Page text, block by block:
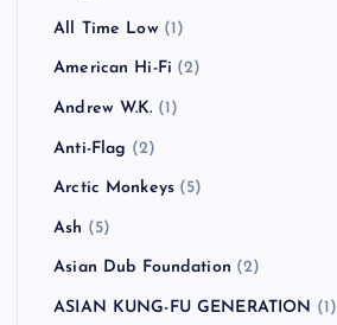
All Time Low(1)
American Hi-Fi (2)
Andrew W.K. (1)
Anti-Flag (2)
Arctic Monkeys (5)
Ash (5)
Asian Dub Foundation (2)
ASIAN KUNG-FU GENERATION (1)